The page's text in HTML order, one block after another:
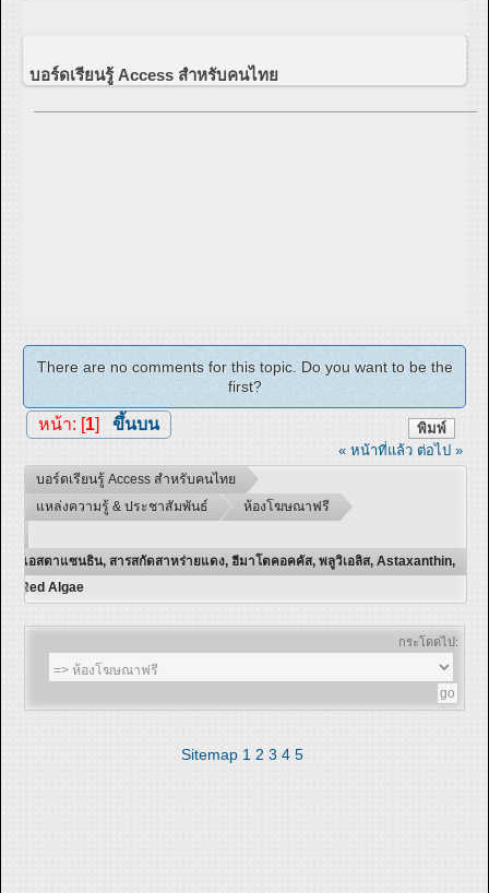
บอร์ดเรียนรู้ Access สำหรับคนไทย
There are no comments for this topic. Do you want to be the
first?
พิมพ์
หน้า: [1] ขึ้นบน
« หน้าที่แล้ว ต่อไป »
บอร์ดเรียนรู้ Access สำหรับคนไทย
แหล่งความรู้ & ประชาสัมพันธ์
ห้องโฆษณาฟรี
แอสตาแซนธิน, สารสกัดสาหร่ายแดง, ฮีมาโตคอคคัส, พลูวิเอลิส, Astaxanthin,
Red Algae
กระโดดไป:
Sitemap 1 2 3 4 5